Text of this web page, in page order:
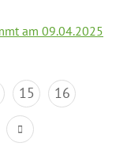
am 09.04.2025
15
16